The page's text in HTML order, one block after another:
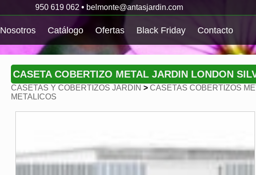
950 619 062 • belmonte@antasjardin.com
Nosotros Catálogo Ofertas Black Friday Contacto
CASETA COBERTIZO METAL JARDIN LONDON
CASETAS Y COBERTIZOS JARDIN > CASETAS COBERTIZOS
METALICOS